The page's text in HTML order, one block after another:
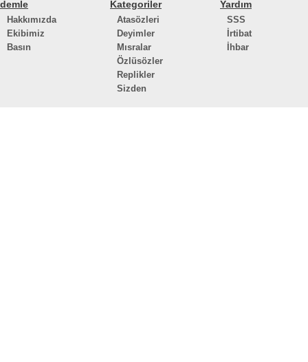
demle
Hakkımızda
Ekibimiz
Basın
Kategoriler
Atasözleri
Deyimler
Mısralar
Özlüsözler
Replikler
Sizden
Yardım
SSS
İrtibat
İhbar